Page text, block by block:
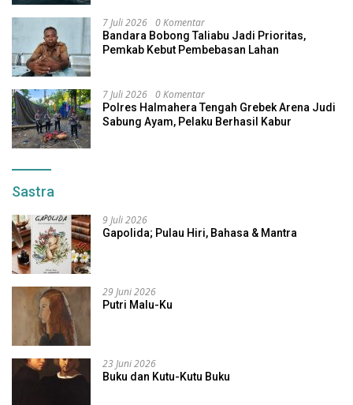
7 Juli 2026 0 Komentar
Bandara Bobong Taliabu Jadi Prioritas,
Pemkab Kebut Pembebasan Lahan
7 Juli 2026 0 Komentar
Polres Halmahera Tengah Grebek Arena Judi
Sabung Ayam, Pelaku Berhasil Kabur
Sastra
9 Juli 2026
Gapolida; Pulau Hiri, Bahasa & Mantra
29 Juni 2026
Putri Malu-Ku
23 Juni 2026
Buku dan Kutu-Kutu Buku